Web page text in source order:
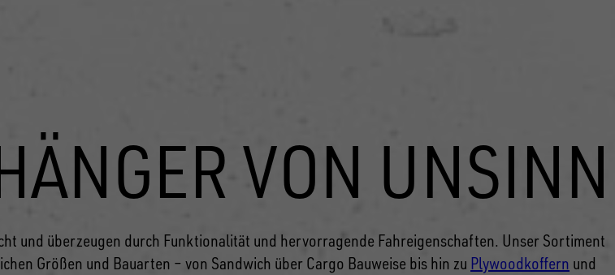
VON UNSINN
und überzeugen durch Funktionalität und hervorragende Fahreigenschaften. Unser Sortiment
Größen und Bauarten – von Sandwich über Cargo Bauweise bis hin zu Plywoodkoffern und